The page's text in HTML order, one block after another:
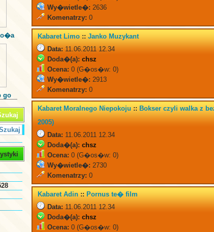
go
Wy�wietle�: 2636
Komenatrzy: 0
Kabaret Limo :: Janko Muzykant
Data:11.06.2011 12.34
Doda�(a): chsz
Ocena: 0 (G�os�w: 0)
Wy�wietle�: 2913
Komenatrzy: 0
Kabaret Moralnego Niepokoju :: Bokser czyli walka z
2005)
Data: 11.06.2011 12.34
Doda�(a): chsz
Ocena: 0 (G�os�w: 0)
Wy�wietle�: 2730
Komenatrzy: 0
Kabaret Adin :: Pornus te� film
Data:11.06.2011 12.34
Doda�(a): chsz
Ocena: 0 (G�os�w: 0)